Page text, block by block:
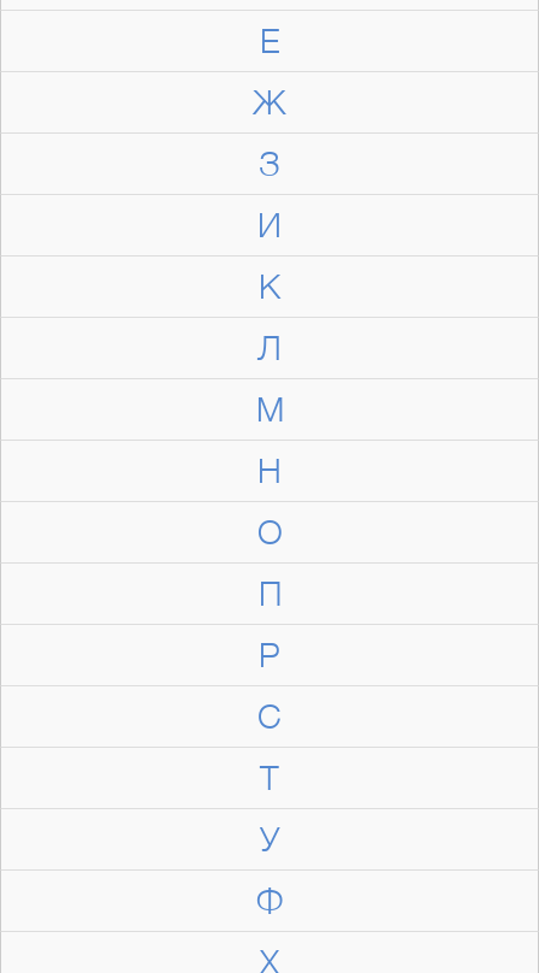
Е
Ж
З
И
К
Л
М
Н
О
П
Р
С
Т
У
Ф
Х